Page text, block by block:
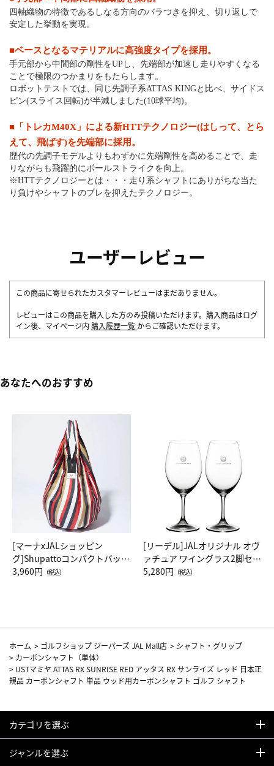
四軸織物の特徴であるしなる方向のバラつきを抑え、切り返しで
安定した挙動を実現。
■ベースとなるマテリアルに高強度タイプを採用。
手元部から中間部の剛性をUPし、先端部が加速し走りやすくなる
ことで極限のつかまりをもたらします。
ロボットテストでは、同じ先調子系ATTAS KINGと比べ、サイドス
ピン(スライス回転)が半減しました(10球平均)。
■「トレカM40X」による新HTTテクノロジー(はしって、とら
えて、飛ばす)を先端部に採用。
歴代の先調子モデルよりもわずかに先端剛性を高めることで、走
りながらも飛躍的にボールストライクを向上。
※HTTテクノロジーとは・・・走り系シャフトにありがちな当た
り負けやシャフトのブレを抑えたテクノロジー。
ユーザーレビュー
この商品に寄せられたカスタマーレビューはまだありません。
レビューはこの商品を購入した方のみ投稿いただけます。購入商品はログ
イン後、マイページ内 購入履歴一覧 からご確認いただけます。
あなたへのおすすめ
[マーナxJALショッピン
グ]Shupattoコンパクトバッグ
Drop JAL客室乗務員（LC）ス
3,960円 （税込）
[リーデル]JALオリジナル オヴ
ァチュア ワイングラス2脚セッ
ト（レッドワイン）
5,280円 （税込）
ホーム > ゴルフショップ ジーパーズ JAL Mall店 > シャフト・グリップ
> カーボンシャフト（単体）
> USTマミヤ ATTAS RX SUNRISE RED アッタス RX サンライズ レッド 日本正
規品 カーボンシャフト 単品 ウッド用カーボンシャフト ゴルフ シャフト
カテゴリを選ぶ
ジャンルを選ぶ